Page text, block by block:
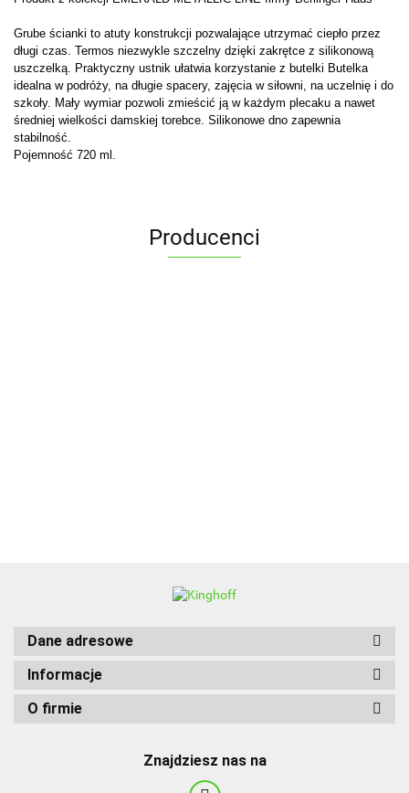
Grube ścianki to atuty konstrukcji pozwalające utrzymać ciepło przez
długi czas. Termos niezwykle szczelny dzięki zakrętce z silikonową
uszczelką. Praktyczny ustnik ułatwia korzystanie z butelki Butelka
idealna w podróży, na długie spacery, zajęcia w siłowni, na uczelnię i do
szkoły. Mały wymiar pozwoli zmieścić ją w każdym plecaku a nawet
średniej wielkości damskiej torebce. Silikonowe dno zapewnia
stabilność.
Pojemność 720 ml.
Producenci
Dane adresowe
Informacje
O firmie
Znajdziesz nas na